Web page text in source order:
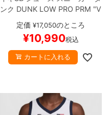
ンク DUNK LOW PRO PRM "V
erdugo Mountain"
スケートボード スケボー
【キャンセル/返品/交換不可商
品】
定価 ¥17,050のところ
¥10,990税込
カートに入れる